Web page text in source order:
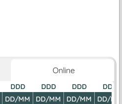
Online
DDD
DD/MM
DDD
DD/MM
DDD
DD/MM
DDD
DD/MM